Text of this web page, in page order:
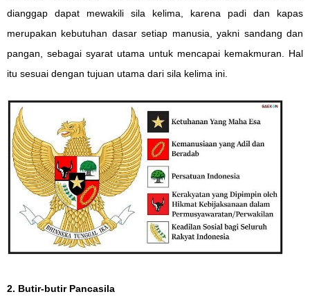
dianggap dapat mewakili sila kelima, karena padi dan kapas
merupakan kebutuhan dasar setiap manusia, yakni sandang dan
pangan, sebagai syarat utama untuk mencapai kemakmuran. Hal
itu sesuai dengan tujuan utama dari sila kelima ini.
2. Butir-butir Pancasila